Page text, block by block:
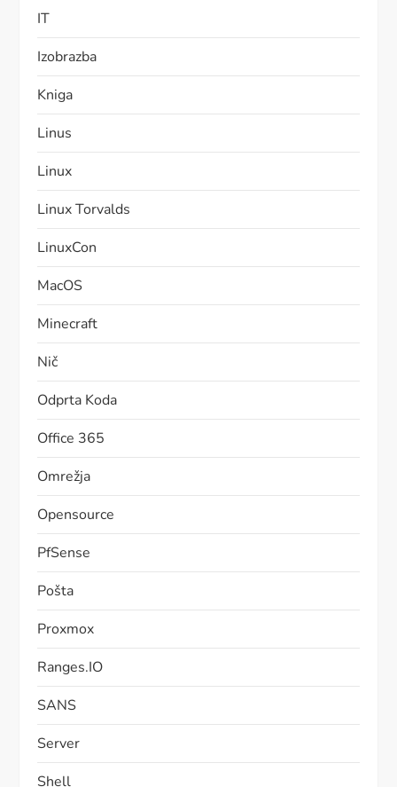
IT
Izobrazba
Kniga
Linus
Linux
Linux Torvalds
LinuxCon
MacOS
Minecraft
Nič
Odprta Koda
Office 365
Omrežja
Opensource
PfSense
Pošta
Proxmox
Ranges.IO
SANS
Server
Shell